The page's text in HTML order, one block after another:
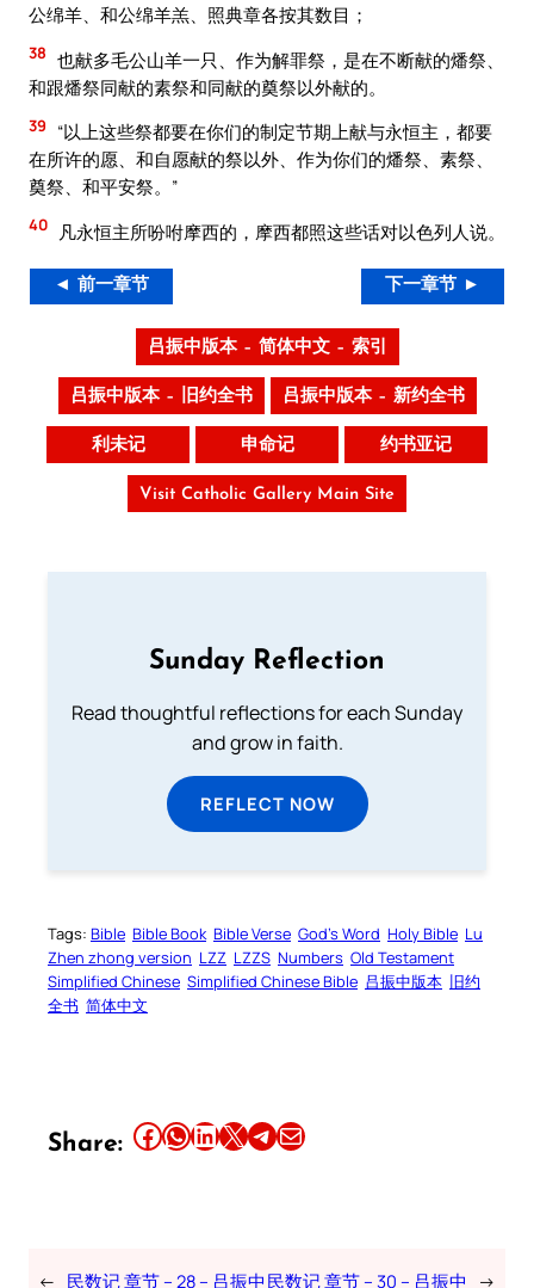
公绵羊、和公绵羊羔、照典章各按其数目；
38 也献多毛公山羊一只、作为解罪祭，是在不断献的燔祭、
和跟燔祭同献的素祭和同献的奠祭以外献的。
39
“以上这些祭都要在你们的制定节期上献与永恒主，都要
在所许的愿、和自愿献的祭以外、作为你们的燔祭、素祭、
奠祭、和平安祭。”
40 凡永恒主所吩咐摩西的，摩西都照这些话对以色列人说。
◄ 前一章节 下一章节 ►
吕振中版本 – 简体中文 – 索引
吕振中版本 – 旧约全书 吕振中版本 – 新约全书
利未记 申命记 约书亚记
Visit Catholic Gallery Main Site
Sunday Reflection
Read thoughtful reflections for each Sunday
and grow in faith.
REFLECT NOW
Tags: Bible Bible Book Bible Verse God’s Word Holy Bible Lu
Zhen zhong version LZZ LZZS Numbers Old Testament
Simplified Chinese Simplified Chinese Bible 吕振中版本 旧约
全书 简体中文
Share: Share this article on Facebook Share this article on WhatsApp Share this article on LinkedIn Share this article on X Share this article on TelegramEmail this Article
← 民数记 章节 – 28 – 吕振中 民数记 章节 – 30 – 吕振中
→